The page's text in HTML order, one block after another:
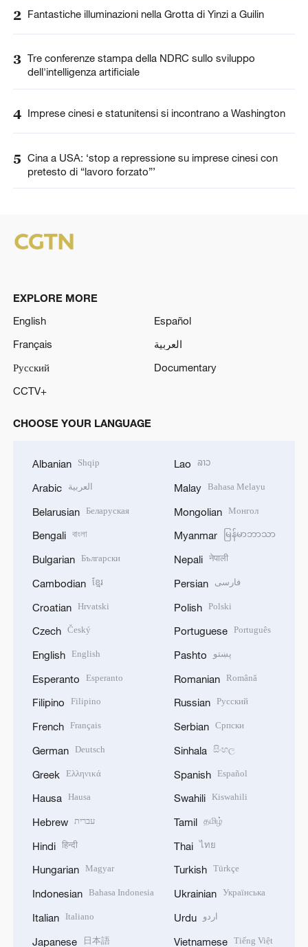
2 Fantastiche illuminazioni nella Grotta di Yinzi a Guilin
3 Tre conferenze stampa della NDRC sullo sviluppo
dell'intelligenza artificiale
4 Imprese cinesi e statunitensi si incontrano a Washington
5 Cina a USA: ‘stop a repressione su imprese cinesi con
pretesto di “lavoro forzato”’
EXPLORE MORE
English
Español
Français
العربية
Русский
Documentary
CCTV+
CHOOSE YOUR LANGUAGE
Albanian Shqip
Arabic العربية
Belarusian Беларуская
Bengali বাংলা
Bulgarian Български
Cambodian ខ្មែរ
Croatian Hrvatski
Czech Český
English English
Esperanto Esperanto
Filipino Filipino
French Français
German Deutsch
Greek Ελληνικά
Hausa Hausa
Hebrew עברית
Hindi हिन्दी
Hungarian Magyar
Indonesian Bahasa Indonesia
Italian Italiano
Japanese 日本語
Lao ລາວ
Malay Bahasa Melayu
Mongolian Монгол
Myanmar မြန်မာဘာသာ
Nepali नेपाली
Persian فارسی
Polish Polski
Portuguese Português
Pashto پښتو
Romanian Română
Russian Русский
Serbian Српски
Sinhala සිංහල
Spanish Español
Swahili Kiswahili
Tamil தமிழ்
Thai ไทย
Turkish Türkçe
Ukrainian Українська
Urdu اردو
Vietnamese Tiếng Việt